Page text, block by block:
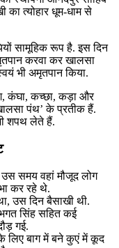
त्योहार धूम-धाम से
सामूहिक रूप है. इस दिन
करवा कर खालसा
भी अमृतपान किया.
कंघा, कच्छा, कड़ा और
पंथ’ के प्रतीक हैं.
शपथ लेते हैं.
समय वहां मौजूद लोग
कर रहे थे.
उस दिन बैसाखी थी.
सिंह सहित कई
गई.
लिए बाग में बने कुएं में कूद